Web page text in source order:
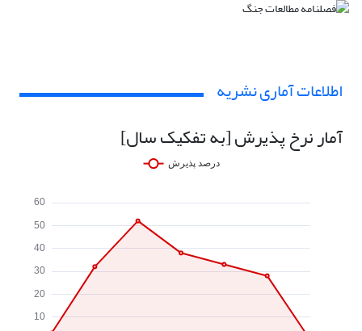
اطلاعات آماری نشریه
آمار نرخ پذیرش [به تفکیک سال]